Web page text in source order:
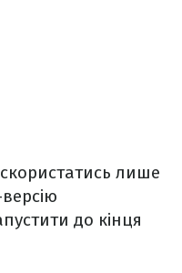
лише
до кінця